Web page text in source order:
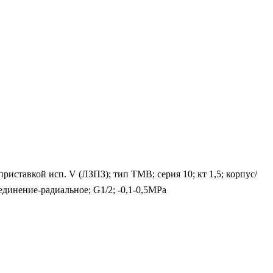
исп. V (ЛЗПЗ); тип ТМВ; серия 10; кт 1,5; корпус/
радиальное; G1/2; -0,1-0,5MPa